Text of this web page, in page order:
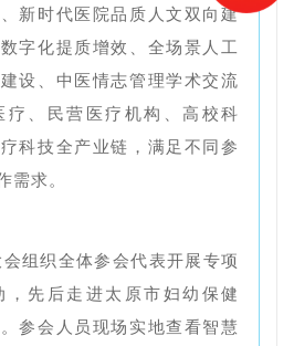
新时代医院品质人文双向建
字化提质增效、全场景人工
设、中医情志管理学术交流
疗、民营医疗机构、高校科
科技全产业链，满足不同参
需求。
组织全体参会代表开展专项
，先后走进太原市妇幼保健
参会人员现场实地查看智慧